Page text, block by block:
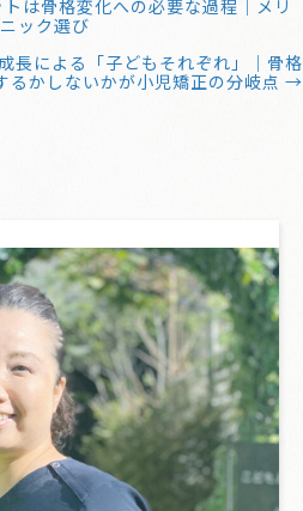
は骨格変化への必要な過程｜メリ
ック選び
長による「子どもそれぞれ」｜骨格
るかしないかが小児矯正の分岐点 →